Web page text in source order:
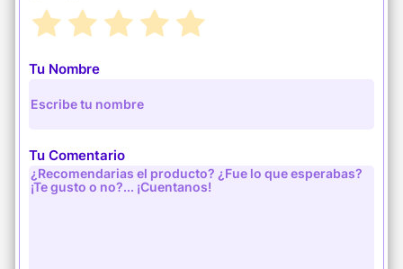
Tu Nombre
Tu Comentario